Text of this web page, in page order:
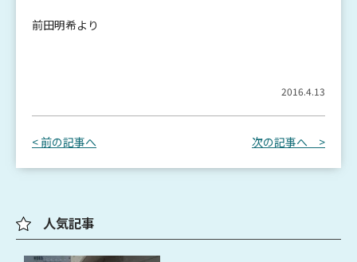
前田明希より
2016.4.13
< 前の記事へ 次の記事へ >
人気記事